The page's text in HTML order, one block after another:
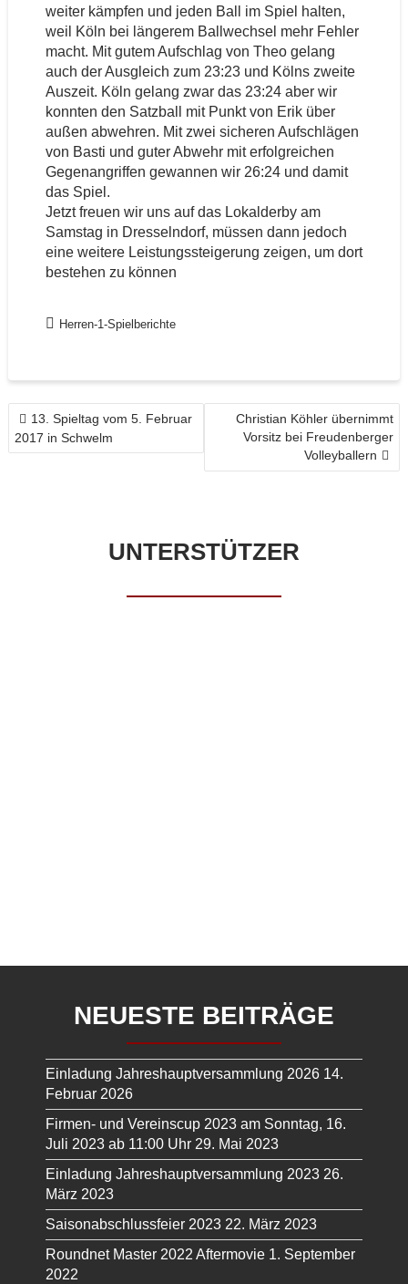
weiter kämpfen und jeden Ball im Spiel halten,
weil Köln bei längerem Ballwechsel mehr Fehler
macht. Mit gutem Aufschlag von Theo gelang
auch der Ausgleich zum 23:23 und Kölns zweite
Auszeit. Köln gelang zwar das 23:24 aber wir
konnten den Satzball mit Punkt von Erik über
außen abwehren. Mit zwei sicheren Aufschlägen
von Basti und guter Abwehr mit erfolgreichen
Gegenangriffen gewannen wir 26:24 und damit
das Spiel.
Jetzt freuen wir uns auf das Lokalderby am
Samstag in Dresselndorf, müssen dann jedoch
eine weitere Leistungssteigerung zeigen, um dort
bestehen zu können
Herren-1-Spielberichte
BEITRAGSNAVIGATION
13. Spieltag vom 5. Februar
2017 in Schwelm
Christian Köhler übernimmt
Vorsitz bei Freudenberger
Volleyballern
UNTERSTÜTZER
NEUESTE BEITRÄGE
Einladung Jahreshauptversammlung 2026 14.
Februar 2026
Firmen- und Vereinscup 2023 am Sonntag, 16.
Juli 2023 ab 11:00 Uhr 29. Mai 2023
Einladung Jahreshauptversammlung 2023 26.
März 2023
Saisonabschlussfeier 2023 22. März 2023
Roundnet Master 2022 Aftermovie 1. September
2022